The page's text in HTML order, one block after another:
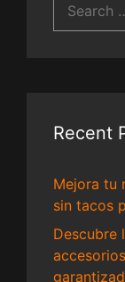
for:
Recent
Mejora tu
sin tacos
Descubre